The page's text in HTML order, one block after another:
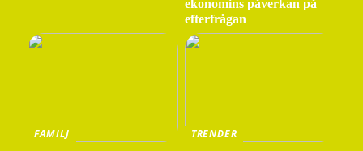
ekonomins påverkan på
efterfrågan
FAMILJ
TRENDER